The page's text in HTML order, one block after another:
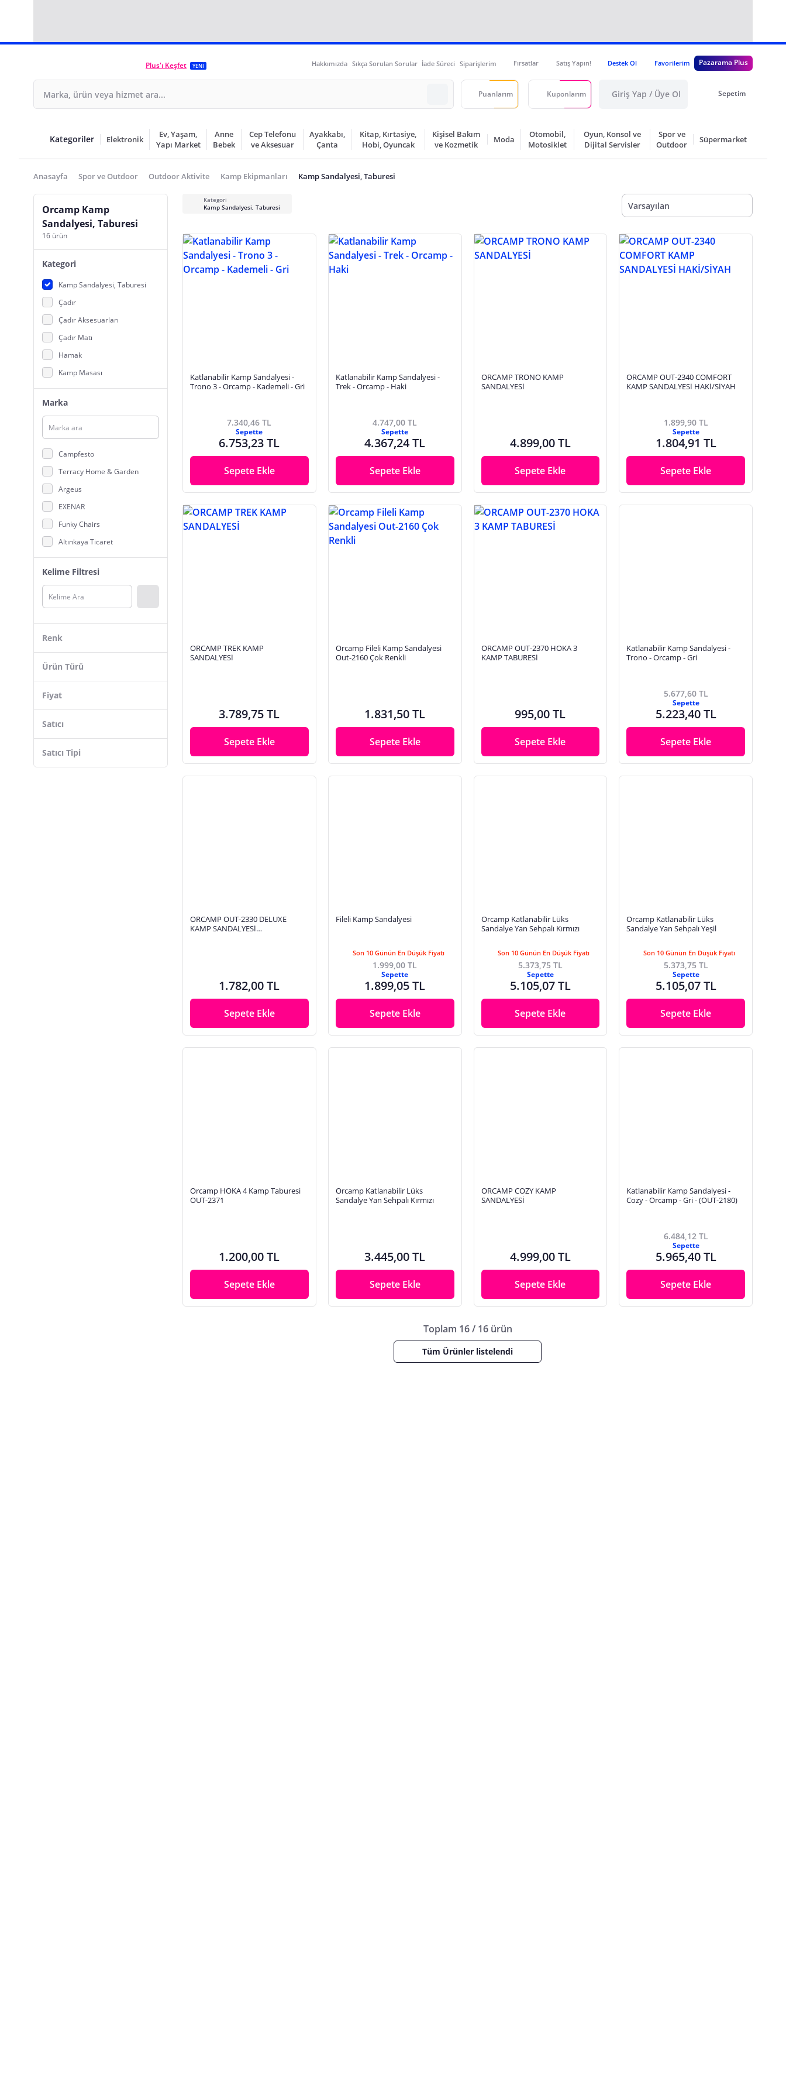
Plus'ı Keşfet YENİ Hakkımızda Sıkça Sorulan Sorular İade Süreci Siparişlerim Fırsatlar Satış Yapın! Destek Ol Favorilerim Pazarama Plus
Puanlarım Kuponlarım Giriş Yap / Üye Ol Sepetim
Kategoriler Elektronik
Ev, Yaşam,
Yapı Market
Anne
Bebek
Cep Telefonu
ve Aksesuar
Ayakkabı,
Çanta
Kitap, Kırtasiye,
Hobi, Oyuncak
Kişisel Bakım
ve Kozmetik
Moda
Otomobil,
Motosiklet
Oyun, Konsol ve
Dijital Servisler
Spor ve
Outdoor
Süpermarket
Anasayfa Spor ve Outdoor Outdoor Aktivite Kamp Ekipmanları Kamp Sandalyesi, Taburesi
Orcamp Kamp
Sandalyesi, Taburesi
16 ürün
Kategori
Kamp Sandalyesi, Taburesi
Çadır
Çadır Aksesuarları
Çadır Matı
Hamak
Kamp Masası
Kamp Mutfak Ürünleri
Kampet
Uyku Tulumu
Marka
Campfesto
Terracy Home & Garden
Argeus
EXENAR
Funky Chairs
Altınkaya Ticaret
Madfox
Famedall
King Camp
Outwell
Kapris
Freecamp
Begin Power
Efsane KAMP
Kelime Filtresi
Renk
Ürün Türü
Fiyat
Satıcı
Satıcı Tipi
Kategori
Kamp Sandalyesi, Taburesi
Varsayılan
Katlanabilir Kamp Sandalyesi -
Trono 3 - Orcamp - Kademeli - Gri
7.340,46 TL
Sepette
6.753,23 TL
Sepete Ekle
Katlanabilir Kamp Sandalyesi -
Trek - Orcamp - Haki
4.747,00 TL
Sepette
4.367,24 TL
Sepete Ekle
ORCAMP TRONO KAMP
SANDALYESİ
4.899,00 TL
Sepete Ekle
ORCAMP OUT-2340 COMFORT
KAMP SANDALYESİ HAKİ/SİYAH
1.899,90 TL
Sepette
1.804,91 TL
Sepete Ekle
ORCAMP TREK KAMP
SANDALYESİ
3.789,75 TL
Sepete Ekle
Orcamp Fileli Kamp Sandalyesi
Out-2160 Çok Renkli
1.831,50 TL
Sepete Ekle
ORCAMP OUT-2370 HOKA 3
KAMP TABURESİ
995,00 TL
Sepete Ekle
Katlanabilir Kamp Sandalyesi -
Trono - Orcamp - Gri
5.677,60 TL
Sepette
5.223,40 TL
Sepete Ekle
ORCAMP OUT-2330 DELUXE
KAMP SANDALYESİ
1.782,00 TL
Sepete Ekle
Fileli Kamp Sandalyesi
Son 10 Günün En Düşük Fiyatı
1.999,00 TL
Sepette
1.899,05 TL
Sepete Ekle
Orcamp Katlanabilir Lüks
Sandalye Yan Sehpalı Kırmızı
Son 10 Günün En Düşük Fiyatı
5.373,75 TL
Sepette
5.105,07 TL
Sepete Ekle
Orcamp Katlanabilir Lüks
Sandalye Yan Sehpalı Yeşil
Son 10 Günün En Düşük Fiyatı
5.373,75 TL
Sepette
5.105,07 TL
Sepete Ekle
Orcamp HOKA 4 Kamp Taburesi
OUT-2371
1.200,00 TL
Sepete Ekle
Orcamp Katlanabilir Lüks
Sandalye Yan Sehpalı Kırmızı
3.445,00 TL
Sepete Ekle
ORCAMP COZY KAMP
SANDALYESİ
4.999,00 TL
Sepete Ekle
Katlanabilir Kamp Sandalyesi -
Cozy - Orcamp - Gri - (OUT-2180)
6.484,12 TL
Sepette
5.965,40 TL
Sepete Ekle
Toplam 16 / 16 ürün
Tüm Ürünler listelendi